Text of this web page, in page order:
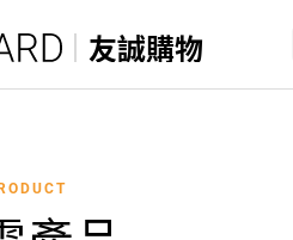
友誠購物